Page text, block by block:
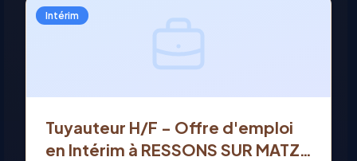
Intérim
Tuyauteur H/F - Offre d'emploi
en Intérim à RESSONS SUR MATZ